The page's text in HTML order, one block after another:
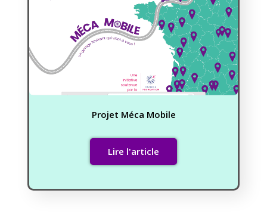
Projet Méca Mobile
Lire l'article